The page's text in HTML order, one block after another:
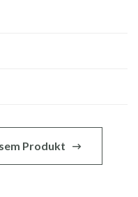
Produkt